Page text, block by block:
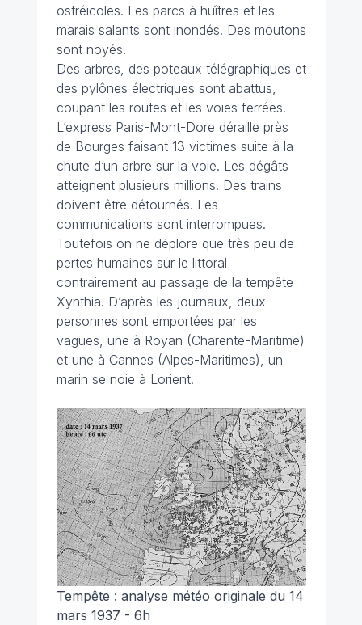
ostréicoles. Les parcs à huîtres et les
marais salants sont inondés. Des moutons
sont noyés.
Des arbres, des poteaux télégraphiques et
des pylônes électriques sont abattus,
coupant les routes et les voies ferrées.
L’express Paris-Mont-Dore déraille près
de Bourges faisant 13 victimes suite à la
chute d’un arbre sur la voie. Les dégâts
atteignent plusieurs millions. Des trains
doivent être détournés. Les
communications sont interrompues.
Toutefois on ne déplore que très peu de
pertes humaines sur le littoral
contrairement au passage de la tempête
Xynthia. D’après les journaux, deux
personnes sont emportées par les
vagues, une à Royan (Charente-Maritime)
et une à Cannes (Alpes-Maritimes), un
marin se noie à Lorient.
Tempête : analyse météo originale du 14
mars 1937 - 6h